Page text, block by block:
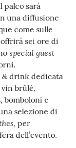
palco sarà
una diffusione
come sulle
sei ore di
special guest
& drink dedicata
vin brûlé,
bomboloni e
selezione di
, per
dell’evento.